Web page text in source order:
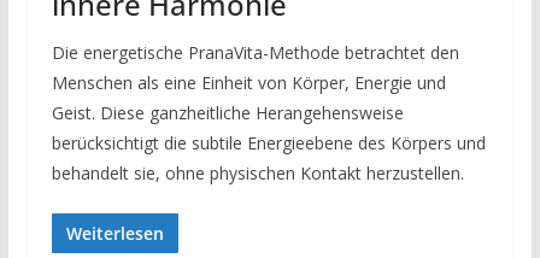
Die energetische PranaVita-Methode betrachtet den
Menschen als eine Einheit von Körper, Energie und
Geist. Diese ganzheitliche Herangehensweise
berücksichtigt die subtile Energieebene des Körpers und
behandelt sie, ohne physischen Kontakt herzustellen.
Weiterlesen